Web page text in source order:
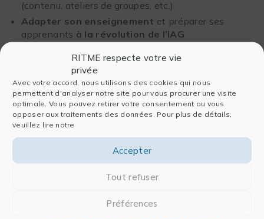
RITME respecte votre vie
privée
Avec votre accord, nous utilisons des cookies qui nous
permettent d'analyser notre site pour vous procurer une visite
optimale. Vous pouvez retirer votre consentement ou vous
opposer aux traitements des données. Pour plus de détails,
veuillez lire notre
Accepter
Tout refuser
Préférences
(contenu, ateliers de groupes, etc.)
Adapter son enseignement et préparer ses
apprenants à la révolution de l’IAG
01 et 08 octobre
DEMANDER UN DEVIS